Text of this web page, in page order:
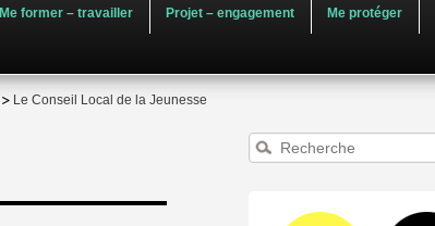
Me former – travailler Projet – engagement Me protéger
Le Conseil Local de la Jeunesse
Recherche